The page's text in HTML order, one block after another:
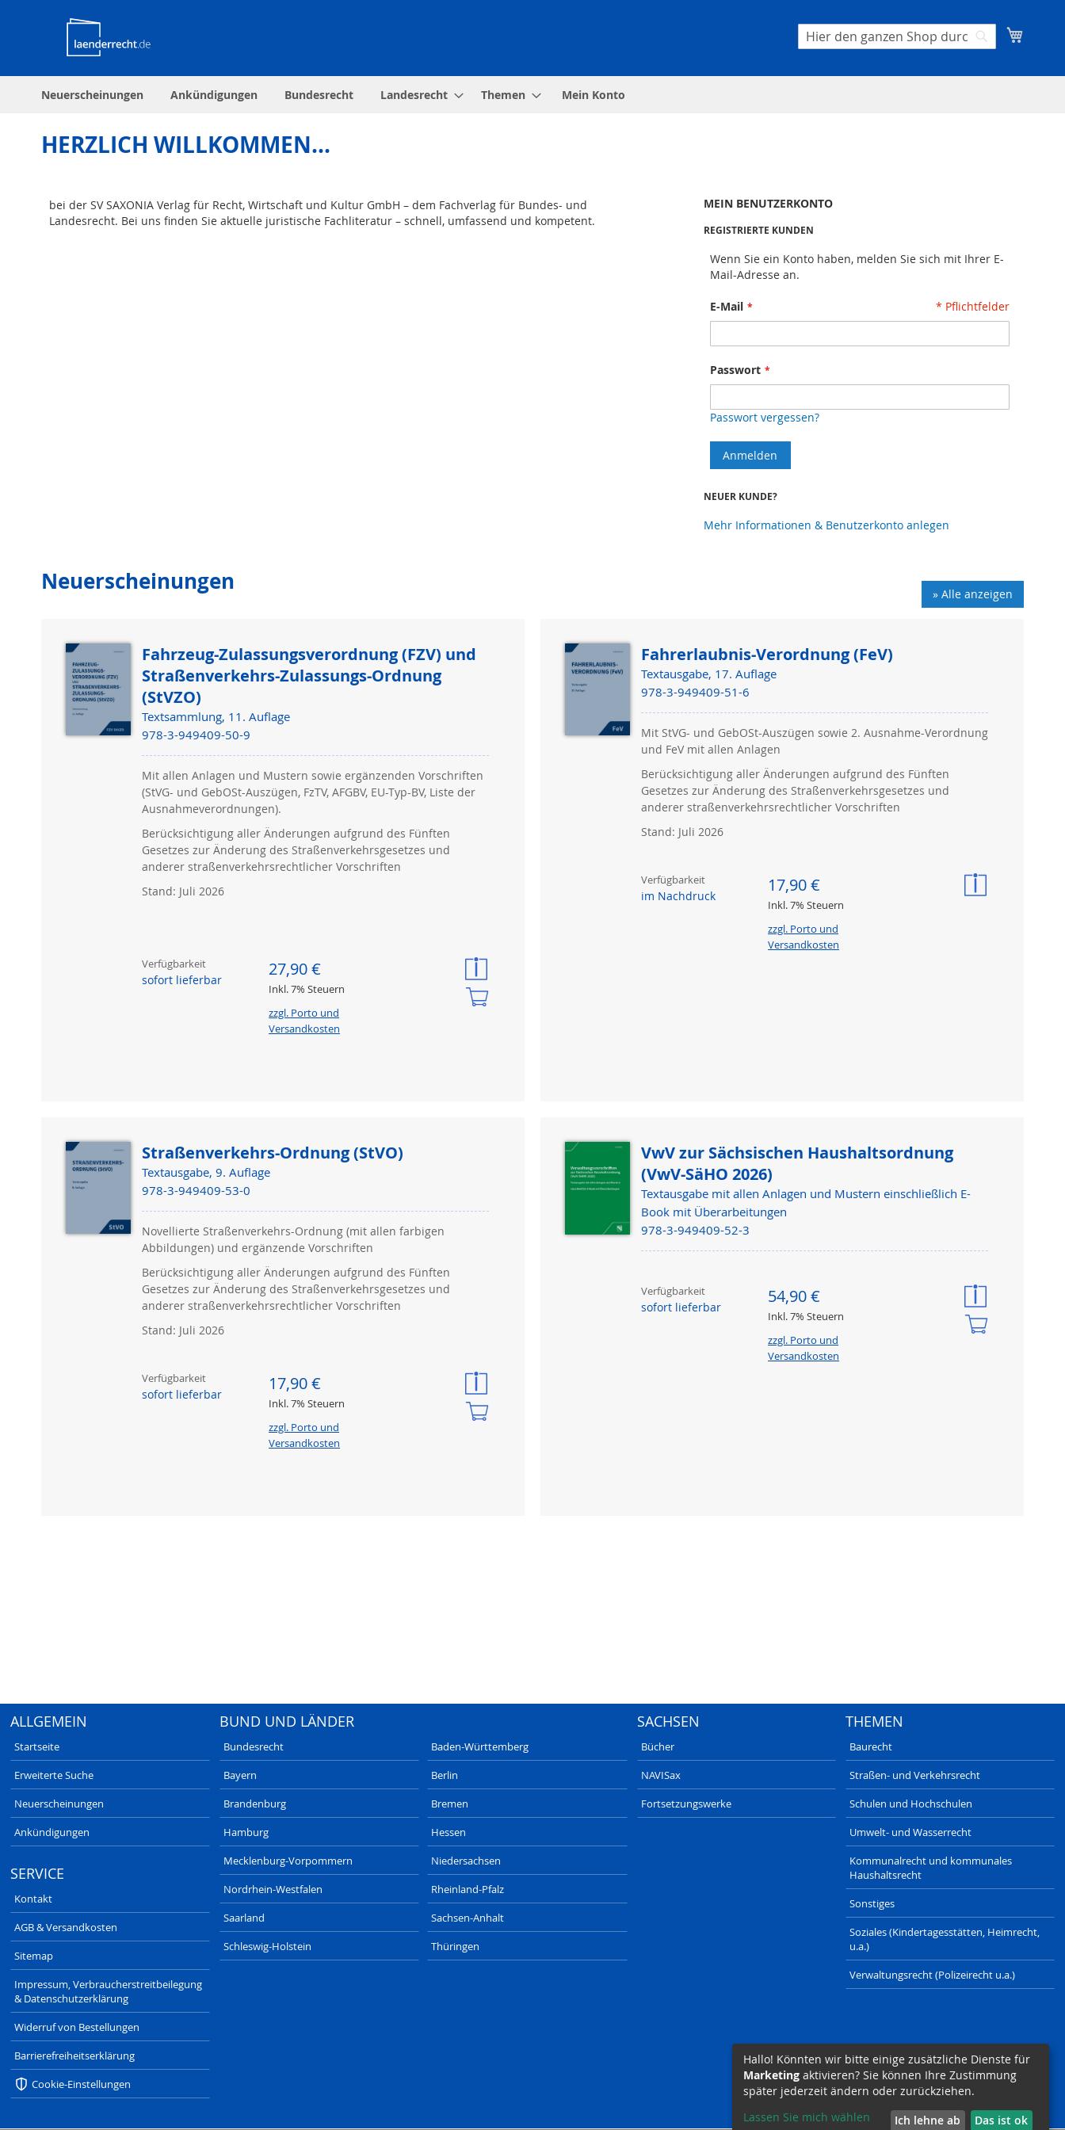
Suche
Neuerscheinungen Ankündigungen Bundesrecht Landesrecht Themen Mein Konto
HERZLICH WILLKOMMEN...
bei der SV SAXONIA Verlag für Recht, Wirtschaft und Kultur GmbH – dem Fachverlag für Bundes- und
Landesrecht. Bei uns finden Sie aktuelle juristische Fachliteratur – schnell, umfassend und kompetent.
MEIN BENUTZERKONTO
REGISTRIERTE KUNDEN
Wenn Sie ein Konto haben, melden Sie sich mit Ihrer E-
Mail-Adresse an.
E-Mail * Pflichtfelder
Passwort
Passwort vergessen?
Anmelden
NEUER KUNDE?
Mehr Informationen & Benutzerkonto anlegen
Neuerscheinungen » Alle anzeigen
Fahrzeug-Zulassungsverordnung (FZV) und
Straßenverkehrs-Zulassungs-Ordnung
(StVZO)
Textsammlung, 11. Auflage
978-3-949409-50-9
Mit allen Anlagen und Mustern sowie ergänzenden Vorschriften
(StVG- und GebOSt-Auszügen, FzTV, AFGBV, EU-Typ-BV, Liste der
Ausnahmeverordnungen).
Berücksichtigung aller Änderungen aufgrund des Fünften
Gesetzes zur Änderung des Straßenverkehrsgesetzes und
anderer straßenverkehrsrechtlicher Vorschriften
Stand: Juli 2026
Verfügbarkeit
sofort lieferbar
27,90 €
Inkl. 7% Steuern
zzgl. Porto und
Versandkosten
Fahrerlaubnis-Verordnung (FeV)
Textausgabe, 17. Auflage
978-3-949409-51-6
Mit StVG- und GebOSt-Auszügen sowie 2. Ausnahme-Verordnung
und FeV mit allen Anlagen
Berücksichtigung aller Änderungen aufgrund des Fünften
Gesetzes zur Änderung des Straßenverkehrsgesetzes und
anderer straßenverkehrsrechtlicher Vorschriften
Stand: Juli 2026
Verfügbarkeit
im Nachdruck
17,90 €
Inkl. 7% Steuern
zzgl. Porto und
Versandkosten
Straßenverkehrs-Ordnung (StVO)
Textausgabe, 9. Auflage
978-3-949409-53-0
Novellierte Straßenverkehrs-Ordnung (mit allen farbigen
Abbildungen) und ergänzende Vorschriften
Berücksichtigung aller Änderungen aufgrund des Fünften
Gesetzes zur Änderung des Straßenverkehrsgesetzes und
anderer straßenverkehrsrechtlicher Vorschriften
Stand: Juli 2026
Verfügbarkeit
sofort lieferbar
17,90 €
Inkl. 7% Steuern
zzgl. Porto und
Versandkosten
VwV zur Sächsischen Haushaltsordnung
(VwV-SäHO 2026)
Textausgabe mit allen Anlagen und Mustern einschließlich E-
Book mit Überarbeitungen
978-3-949409-52-3
Verfügbarkeit
sofort lieferbar
54,90 €
Inkl. 7% Steuern
zzgl. Porto und
Versandkosten
ALLGEMEIN
Startseite
Erweiterte Suche
Neuerscheinungen
Ankündigungen
SERVICE
Kontakt
AGB & Versandkosten
Sitemap
Impressum, Verbraucherstreitbeilegung
& Datenschutzerklärung
Widerruf von Bestellungen
Barrierefreiheitserklärung
Cookie-Einstellungen
BUND UND LÄNDER
Bundesrecht
Baden-Württemberg
Bayern
Berlin
Brandenburg
Bremen
Hamburg
Hessen
Mecklenburg-Vorpommern
Niedersachsen
Nordrhein-Westfalen
Rheinland-Pfalz
Saarland
Sachsen-Anhalt
Schleswig-Holstein
Thüringen
SACHSEN
Bücher
NAVISax
Fortsetzungswerke
THEMEN
Baurecht
Straßen- und Verkehrsrecht
Schulen und Hochschulen
Umwelt- und Wasserrecht
Kommunalrecht und kommunales
Haushaltsrecht
Sonstiges
Soziales (Kindertagesstätten, Heimrecht,
u.a.)
Verwaltungsrecht (Polizeirecht u.a.)
LAENDERRECHT.DE
Hallo! Könnten wir bitte einige zusätzliche Dienste für
Marketing aktivieren? Sie können Ihre Zustimmung
später jederzeit ändern oder zurückziehen.
Lassen Sie mich wählen
Ich lehne ab Das ist ok